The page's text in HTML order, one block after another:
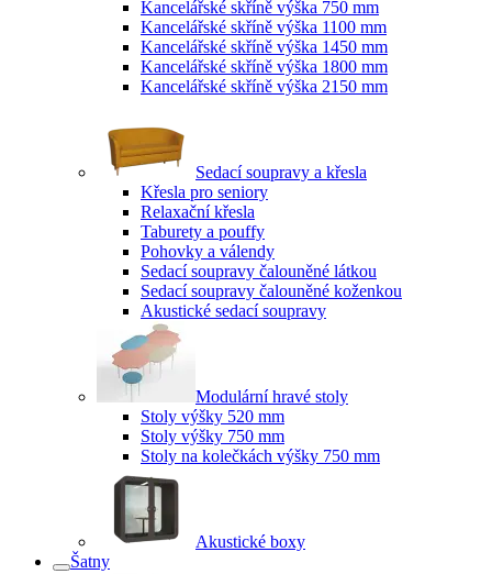
Kancelářské skříně výška 750 mm
Kancelářské skříně výška 1100 mm
Kancelářské skříně výška 1450 mm
Kancelářské skříně výška 1800 mm
Kancelářské skříně výška 2150 mm
Sedací soupravy a křesla
Křesla pro seniory
Relaxační křesla
Taburety a pouffy
Pohovky a válendy
Sedací soupravy čalouněné látkou
Sedací soupravy čalouněné koženkou
Akustické sedací soupravy
Modulární hravé stoly
Stoly výšky 520 mm
Stoly výšky 750 mm
Stoly na kolečkách výšky 750 mm
Akustické boxy
Šatny